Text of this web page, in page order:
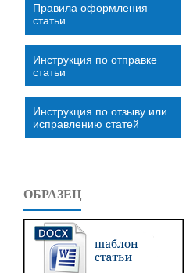
Правила оформления
статьи
Инструкция по отправке
статьи
Инструкция по отзыву или
исправлению статей
ОБРАЗЕЦ